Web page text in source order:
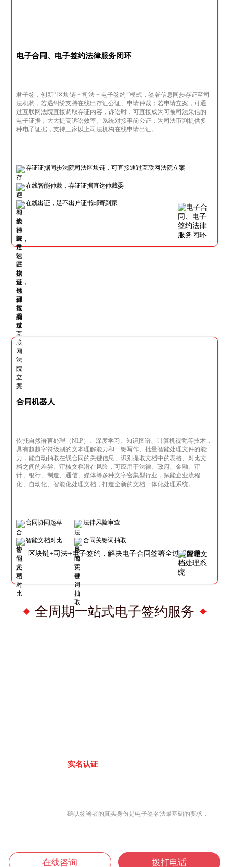
电子合同、电子签约法律服务闭环
君子签，创新“ 区块链 + 司法 + 电子签约 ”模式，签署信息同步存证至司
法机构，若遇纠纷支持在线出存证公证、申请仲裁；若申请立案，可通
过互联网法院直接调取存证内容，诉讼时，可直接成为可被司法采信的
电子证据，大大提高诉讼效率。系统对接事前公证，为司法审判提供多
种电子证据，支持三家以上司法机构在线申请出证。
存证证据同步法院司法区块链，可直接通过互联网法院立案
在线智能仲裁，存证证据直达仲裁委
在线出证，足不出户证书邮寄到家
合同机器人
依托自然语言处理（NLP）、深度学习、知识图谱、计算机视觉等技术，
具有超越字符级别的文本理解能力和一键写作、批量智能处理文件的能
力，能自动抽取在线合同的关键信息、识别提取文档中的表格、对比文
档之间的差异、审核文档潜在风险，可应用于法律、政府、金融、审
计、银行、制造、通信、媒体等多种文字密集型行业，赋能企业流程
化、自动化、智能化处理文档，打造全新的文档一体化处理系统。
合同协同起草 法律风险审查
智能文档对比 合同关键词抽取
全周期一站式电子签约服务
区块链+司法+电子签约，解决电子合同签署全过程问题
实名认证
确认签署者的真实身份是电子签名法最基础的要求，
在线咨询 拨打电话